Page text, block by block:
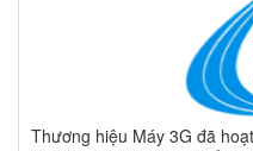
Thương hiệu Máy 3G đã